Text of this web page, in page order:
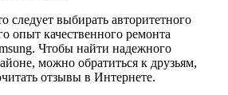
следует выбирать авторитетного
опыт качественного ремонта
Чтобы найти надежного
можно обратиться к друзьям,
отзывы в Интернете.